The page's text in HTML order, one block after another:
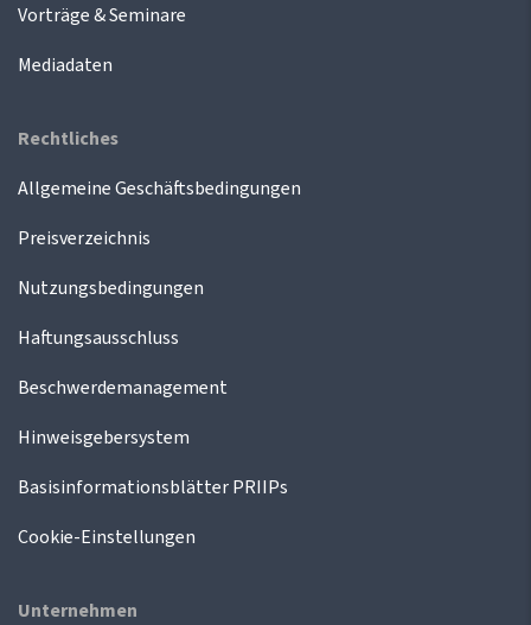
Vorträge & Seminare
Mediadaten
Rechtliches
Allgemeine Geschäftsbedingungen
Preisverzeichnis
Nutzungsbedingungen
Haftungsausschluss
Beschwerdemanagement
Hinweisgebersystem
Basisinformationsblätter PRIIPs
Cookie-Einstellungen
Unternehmen